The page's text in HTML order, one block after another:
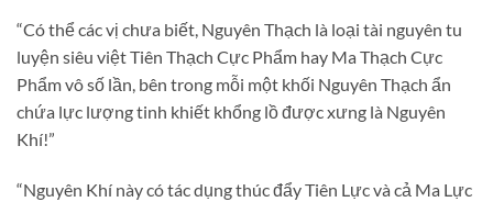
“Có thể các vị chưa biết, Nguyên Thạch là loại tài nguyên tu
luyện siêu việt Tiên Thạch Cực Phẩm hay Ma Thạch Cực
Phẩm vô số lần, bên trong mỗi một khối Nguyên Thạch ẩn
chứa lực lượng tinh khiết khổng lồ được xưng là Nguyên
Khí!”
“Nguyên Khí này có tác dụng thúc đẩy Tiên Lực và cả Ma Lực